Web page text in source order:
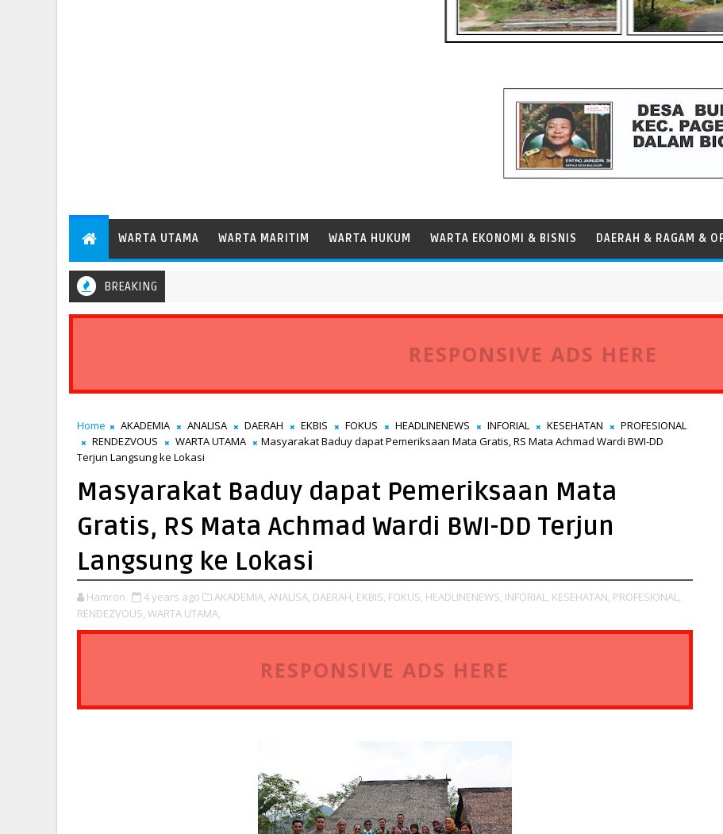
WARTA UTAMA WARTA MARITIM WARTA HUKUM WARTA EKONOMI & BISNIS DAERAH & RAGAM &
BREAKING
RESPONSIVE ADS HERE
Home AKADEMIA ANALISA DAERAH EKBIS FOKUS HEADLINENEWS INFORIAL KESEHATAN
PROFESIONAL
RENDEZVOUS
WARTA UTAMA
Masyarakat Baduy dapat Pemeriksaan Mata Gratis, RS Mata Achmad Wardi BWI-DD
Terjun Langsung ke Lokasi
Masyarakat Baduy dapat Pemeriksaan Mata
Gratis, RS Mata Achmad Wardi BWI-DD Terjun
Langsung ke Lokasi
Hamron 4 years ago AKADEMIA, ANALISA, DAERAH, EKBIS, FOKUS, HEADLINENEWS, INFORIAL, KESEHATAN, PROFESIONAL,
RENDEZVOUS, WARTA UTAMA,
RESPONSIVE ADS HERE